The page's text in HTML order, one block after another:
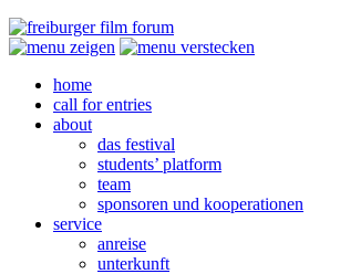
home
call for entries
about
das festival
students’ platform
team
sponsoren und kooperationen
service
anreise
unterkunft